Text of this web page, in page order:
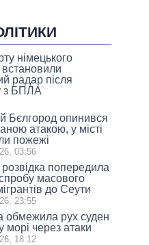
німецького
радар після
з БПЛА
Бєлгород опинився
атакою, у місті
пожежі
03:56
розвідка попередила
масового
до Сеути
23:55
обмежила рух суден
морі через атаки
18:12